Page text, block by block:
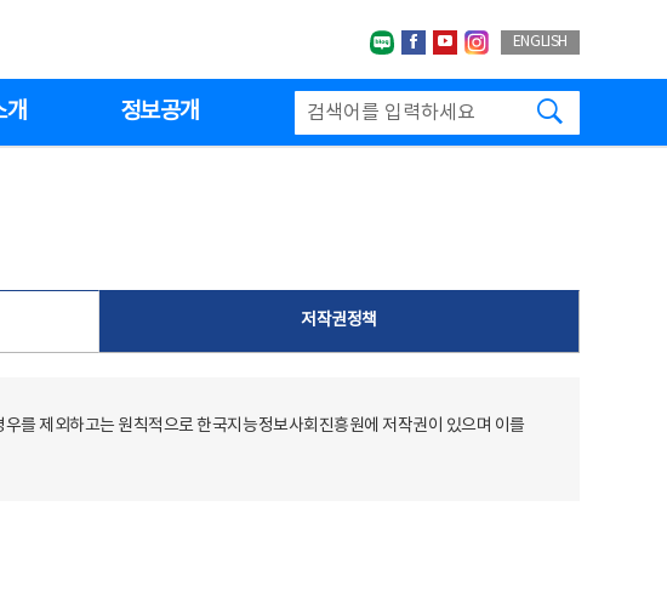
네이버블로그
페이스북
유투브인스타그랩
ENGLISH
개 정보공개
저작권정책
를 제외하고는 원칙적으로 한국지능정보사회진흥원에 저작권이 있으며 이를